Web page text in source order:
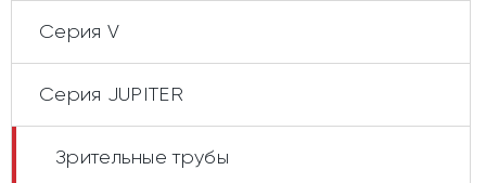
Серия V
Cерия JUPITER
Зрительные трубы